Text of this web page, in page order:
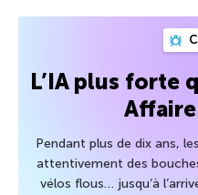
L’IA plus forte
Pendant plus de dix ans,
attentivement des
vélos flous… jusqu’à